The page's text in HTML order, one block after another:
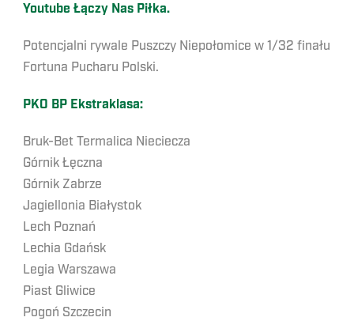
Youtube Łączy Nas Piłka.
Potencjalni rywale Puszczy Niepołomice w 1/32 finału
Fortuna Pucharu Polski.
PKO BP Ekstraklasa:
Bruk-Bet Termalica Nieciecza
Górnik Łęczna
Górnik Zabrze
Jagiellonia Białystok
Lech Poznań
Lechia Gdańsk
Legia Warszawa
Piast Gliwice
Pogoń Szczecin